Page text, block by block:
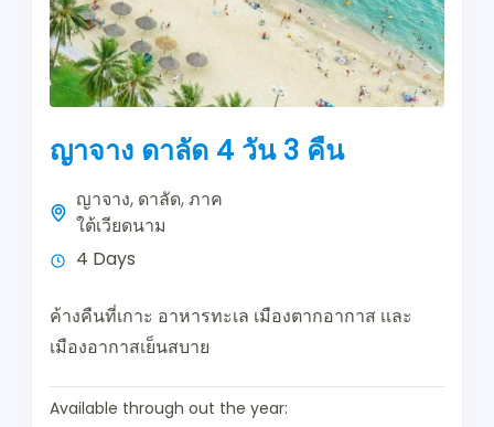
ญาจาง ดาลัด 4 วัน 3 คืน
ญาจาง, ดาลัด,ภาค
ใต้เวียดนาม
4 Days
ค้างคืนที่เกาะ อาหารทะเล เมืองตากอากาส เเละ
เมืองอากาสเย็นสบาย
Available through out the year: